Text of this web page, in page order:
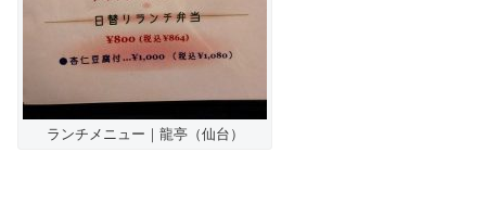
ランチメニュー｜龍亭（仙台）